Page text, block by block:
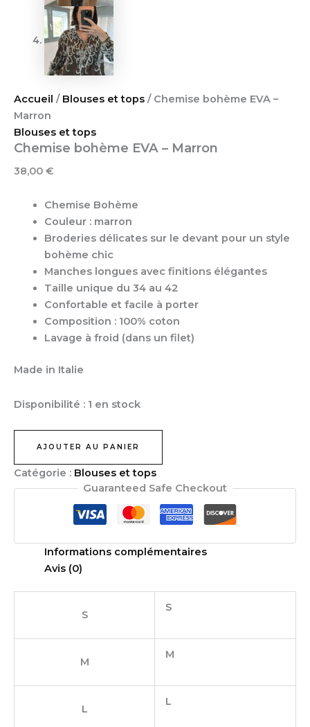
Accueil / Blouses et tops / Chemise bohème EVA –
Marron
Blouses et tops
Chemise bohème EVA – Marron
38,00 €
Chemise Bohème
Couleur : marron
Broderies délicates sur le devant pour un style
bohème chic
Manches longues avec finitions élégantes
Taille unique du 34 au 42
Confortable et facile à porter
Composition : 100% coton
Lavage à froid (dans un filet)
Made in Italie
Disponibilité : 1 en stock
AJOUTER AU PANIER
Catégorie : Blouses et tops
Guaranteed Safe Checkout
Informations complémentaires
Avis (0)
S
S
M
M
L
L